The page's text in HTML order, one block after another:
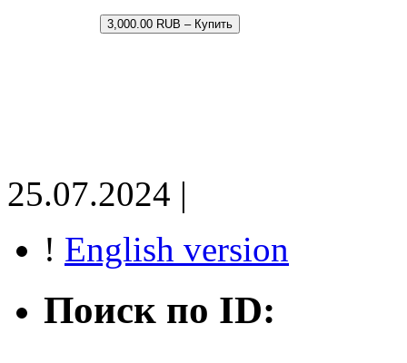
3,000.00 RUB – Купить
25.07.2024 |
! English version
Поиск по ID: